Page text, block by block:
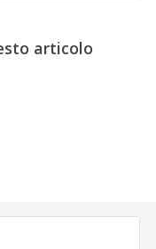
articolo